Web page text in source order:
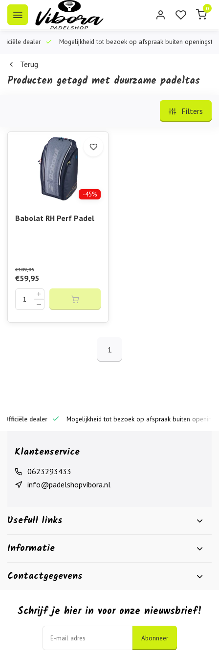
0
dealer Mogelijkheid tot bezoek op afspraak buiten openingstijden
Terug
Producten getagd met duurzame padeltas
Filters
-45%
Babolat RH Perf Padel
€109,95
€59,95
1
dealer Mogelijkheid tot bezoek op afspraak buiten openingstijden
Klantenservice
0623293433
info@padelshopvibora.nl
Usefull links
Informatie
Contactgegevens
Schrijf je hier in voor onze nieuwsbrief!
Abonneer